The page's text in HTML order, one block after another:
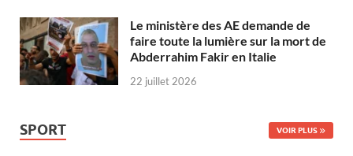
Le ministère des AE demande de
faire toute la lumière sur la mort de
Abderrahim Fakir en Italie
22 juillet 2026
SPORT VOIR PLUS